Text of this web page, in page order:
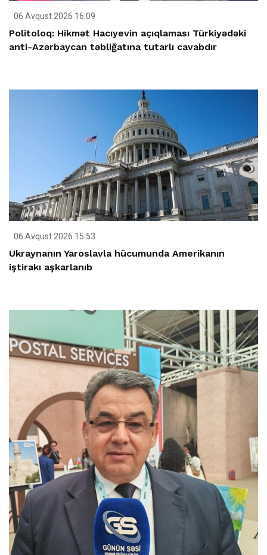
06 Avqust 2026 16:09
Politoloq: Hikmət Hacıyevin açıqlaması Türkiyədəki
anti-Azərbaycan təbliğatına tutarlı cavabdır
06 Avqust 2026 15:53
Ukraynanın Yaroslavla hücumunda Amerikanın
iştirakı aşkarlanıb